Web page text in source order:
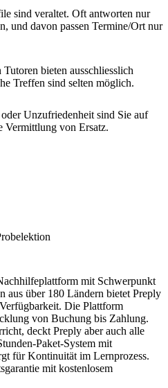
sind veraltet. Oft antworten nur
und davon passen Termine/Ort nur
Tutoren bieten ausschliesslich
Treffen sind selten möglich.
Unzufriedenheit sind Sie auf
Vermittlung von Ersatz.
mit Schwerpunkt
aus über 180 Ländern bietet Preply
Die Plattform
von Buchung bis Zahlung.
deckt Preply aber auch alle
Paket-System mit
für Kontinuität im Lernprozess.
mit kostenlosem